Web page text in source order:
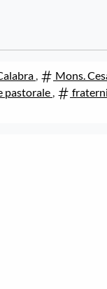
, Mons.
pastorale ,